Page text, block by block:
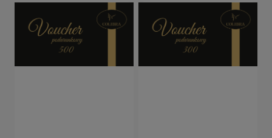
SORTOWANIE